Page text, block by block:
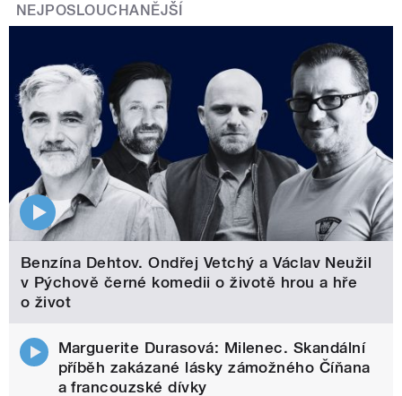
NEJPOSLOUCHANĚJŠÍ
Benzína Dehtov. Ondřej Vetchý a Václav Neužil
v Pýchově černé komedii o životě hrou a hře
o život
Marguerite Durasová: Milenec. Skandální
příběh zakázané lásky zámožného Číňana
a francouzské dívky